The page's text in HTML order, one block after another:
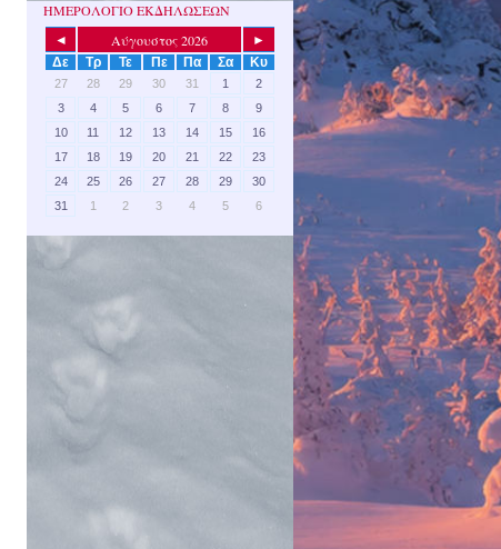
ΗΜΕΡΟΛΟΓΙΟ ΕΚΔΗΛΩΣΕΩΝ
◄ Αύγουστος 2026
►
Δε
Τρ Τε Πε Πα Σα Κυ
27 28 29 30 31 1
2
3
4 5 6 7 8
9
10
11 12 13 14 15
16
17
18 19 20 21 22
23
24
25 26 27 28 29
30
31
1 2 3 4 5 6